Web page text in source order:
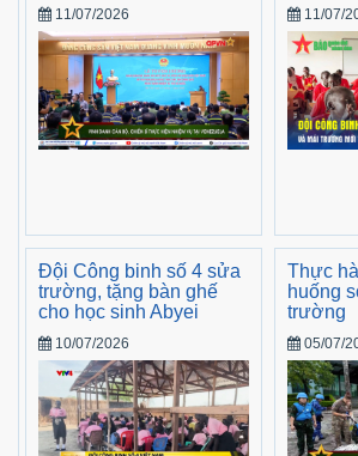
11/07/2026 11/07/
Đội Công binh số 4 sửa
trường, tặng bàn ghế
cho học sinh Abyei
10/07/2026
Thực
huống
trường
05/07/